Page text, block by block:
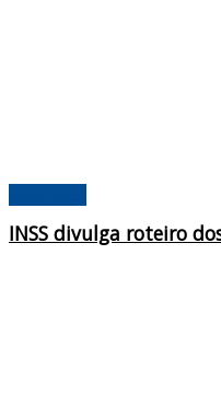
INSS divulga roteiro